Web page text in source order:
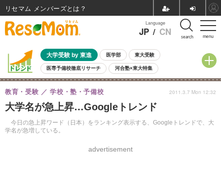
menu
Language
JP / CN search
大学受験 by 東進 医学部 東大受験
医専予備校徹底リサーチ 河合塾×東大特集
親子で考える大学選び 高校受験 中学受験 小学校受験
共通テスト 夏休み 8月開催学校説明会・相談会
8月開催イベント・WS 全国公立高校 過去問 人気記事
自由研究教材（小学生向け） 自由研究教材（中学生向け） ランキング
大学名が急上昇…Googleトレンド
今日の急上昇ワード（日本）をランキング表示する、Googleトレンドで、大
学名が急増している。
教育・受験 学校・塾・予備校
advertisement
2011.3.7 Mon 12:32
リセマム メンバーズ